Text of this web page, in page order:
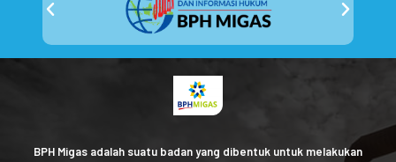
BPH Migas adalah suatu badan yang dibentuk untuk melakukan